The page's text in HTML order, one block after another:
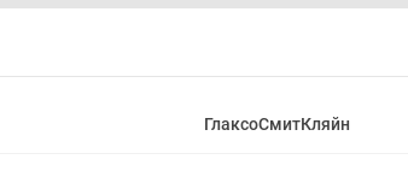
ГлаксоСмитКляйн